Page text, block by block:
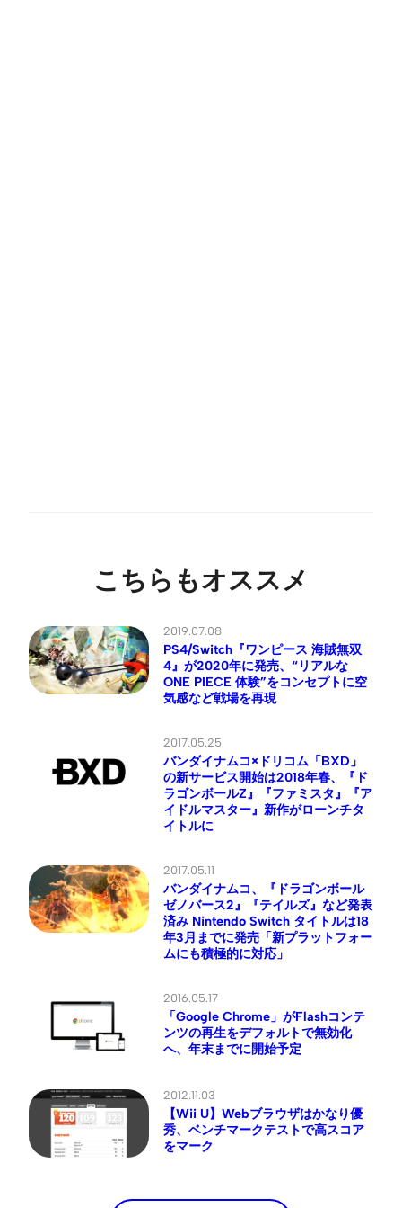
こちらもオススメ
2019.07.08
PS4/Switch『ワンピース 海賊無双
4』が2020年に発売、“リアルな
ONE PIECE 体験”をコンセプトに空
気感など戦場を再現
2017.05.25
バンダイナムコ×ドリコム「BXD」
の新サービス開始は2018年春、『ド
ラゴンボールZ』『ファミスタ』『ア
イドルマスター』新作がローンチタ
イトルに
2017.05.11
バンダイナムコ、『ドラゴンボール
ゼノバース2』『テイルズ』など発表
済み Nintendo Switch タイトルは18
年3月までに発売「新プラットフォー
ムにも積極的に対応」
2016.05.17
「Google Chrome」がFlashコンテ
ンツの再生をデフォルトで無効化
へ、年末までに開始予定
2012.11.03
【Wii U】Webブラウザはかなり優
秀、ベンチマークテストで高スコア
をマーク